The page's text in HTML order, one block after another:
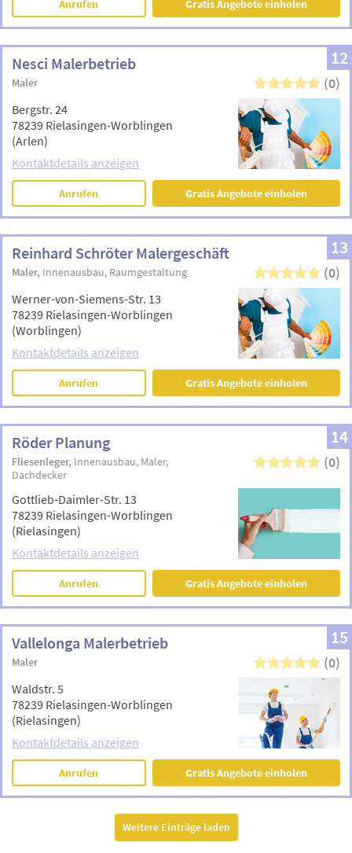
Anrufen Gratis Angebote einholen
12
Nesci Malerbetrieb
Maler (0)
Bergstr. 24
78239 Rielasingen-Worblingen
(Arlen)
Kontaktdetails anzeigen
Anrufen Gratis Angebote einholen
13
Reinhard Schröter Malergeschäft
Maler Innenausbau Raumgestaltung (0)
Werner-von-Siemens-Str. 13
78239 Rielasingen-Worblingen
(Worblingen)
Kontaktdetails anzeigen
Anrufen Gratis Angebote einholen
14
Röder Planung
Fliesenleger Innenausbau Maler
Dachdecker
(0)
Gottlieb-Daimler-Str. 13
78239 Rielasingen-Worblingen
(Rielasingen)
Kontaktdetails anzeigen
Anrufen Gratis Angebote einholen
15
Vallelonga Malerbetrieb
Maler (0)
Waldstr. 5
78239 Rielasingen-Worblingen
(Rielasingen)
Kontaktdetails anzeigen
Anrufen Gratis Angebote einholen
Weitere Einträge laden